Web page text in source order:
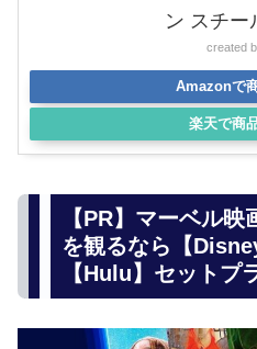
ン スチー
created
Amazonで
楽天で商
【PR】マーベル
を観るなら【
【Hulu】セットプ